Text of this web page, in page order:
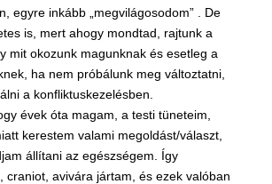
egyre inkább „megvilágosodom” . De
is, mert ahogy mondtad, rajtunk a
mit okozunk magunknak és esetleg a
ha nem próbálunk meg változtatni,
a konfliktuskezelésben.
évek óta magam, a testi tüneteim,
kerestem valami megoldást/választ,
állítani az egészségem. Így
craniot, avivára jártam, és ezek valóban